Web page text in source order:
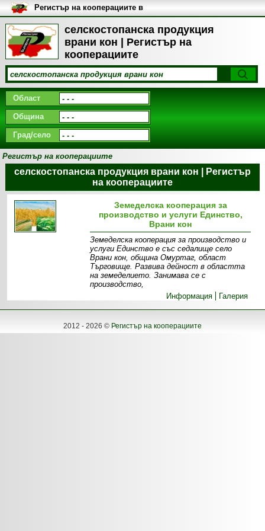
селскостопанска продукция
врани кон | Регистър на
кооперациите
Регистър на кооперациите в
България
Област
Община
Град/село
Регистър на кооперациите
селскостопанска продукция врани кон | Регистър
на кооперациите
Земеделска кооперация за
производство и услуги Единство,
Врани кон
Земеделска кооперация за производство и
услуги Единство е със седалище село
Врани кон, община Омуртаг, област
Търговище. Развива дейност в областта
на земеделието. Занимава се с
производство,
Информация
Галерия
2012 - 2026 © Регистър на кооперациите